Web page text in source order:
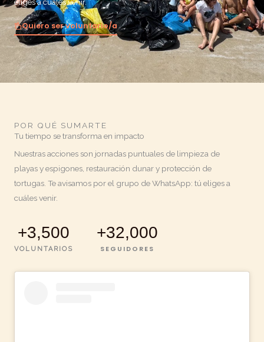
Quiero ser voluntario/a
POR QUÉ SUMARTE
Tu tiempo se transforma en impacto
Nuestras acciones son jornadas puntuales de limpieza de
playas y espigones, restauración dunar y protección de
tortugas. Te avisamos por el grupo de WhatsApp: tú eliges a
cuáles venir.
VOLUNTARIOS
+3,500
SEGUIDORES
+32,000